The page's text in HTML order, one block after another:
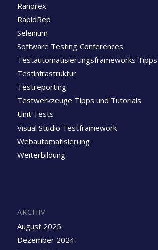
Ranorex
RapidRep
Selenium
Software Testing Conferences
Testautomatisierungsframeworks
Testinfrastruktur
Testreporting
Testwerkzeuge Tipps und Tutorials
Unit Tests
Visual Studio Testframework
Webautomatisierung
Weiterbildung
ARCHIV
August 2025
Dezember 2024